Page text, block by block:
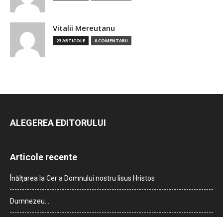
Vitalii Mereutanu
23 ARTICOLE 0 COMENTARII
ALEGEREA EDITORULUI
Articole recente
Înălțarea la Cer a Domnului nostru Iisus Hristos
Dumnezeu…